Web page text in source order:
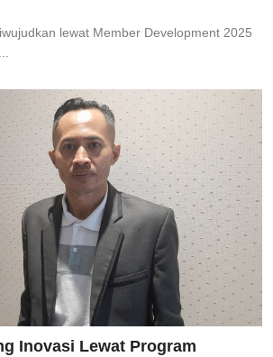
lewat Member Development 2025
Inovasi Lewat Program